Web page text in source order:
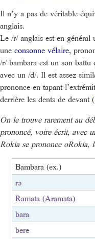
Il n’y a pas de véritable
anglais.
Le /r/ anglais est en général
une consonne vélaire,
/r/ bambara est un son
avec un /d/. Il est assez
prononce en tapant
derrière les dents de devant (
On le trouve rarement au
prononcé, voire écrit, avec
Rokia se prononce oRokia,
Bambara (ex.)
rɔ
Ramata (Aramata)
bara
bere